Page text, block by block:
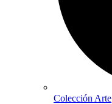
Colección Arte